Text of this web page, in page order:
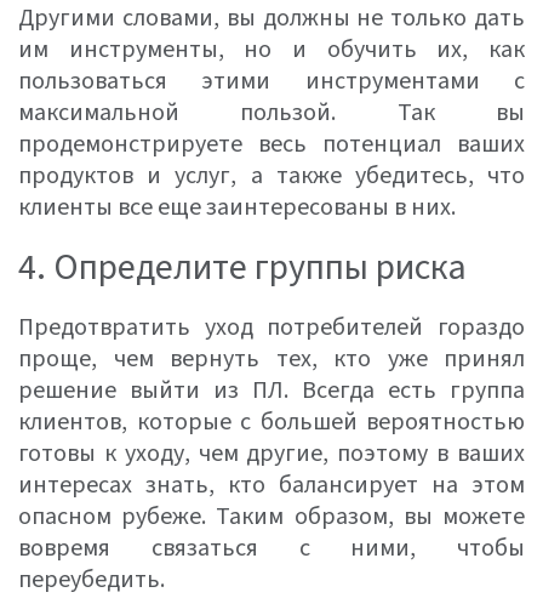
Другими словами, вы должны не только дать
им инструменты, но и обучить их, как
пользоваться этими инструментами с
максимальной пользой. Так вы
продемонстрируете весь потенциал ваших
продуктов и услуг, а также убедитесь, что
клиенты все еще заинтересованы в них.
4. Определите группы риска
Предотвратить уход потребителей гораздо
проще, чем вернуть тех, кто уже принял
решение выйти из ПЛ. Всегда есть группа
клиентов, которые с большей вероятностью
готовы к уходу, чем другие, поэтому в ваших
интересах знать, кто балансирует на этом
опасном рубеже. Таким образом, вы можете
вовремя связаться с ними, чтобы
переубедить.